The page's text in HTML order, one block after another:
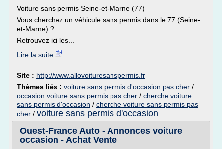
Voiture sans permis Seine-et-Marne (77)
Vous cherchez un véhicule sans permis dans le 77 (Seine-
et-Marne) ?
Retrouvez ici les...
Lire la suite
Site : http://www.allovoituresanspermis.fr
Thèmes liés : voiture sans permis d'occasion pas cher /
occasion voiture sans permis pas cher / cherche voiture
sans permis d'occasion / cherche voiture sans permis pas
cher / voiture sans permis d'occasion
Ouest-France Auto - Annonces voiture
occasion - Achat Vente